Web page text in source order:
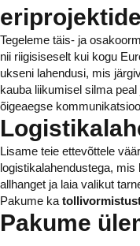
Tegeleme täis- ja
nii riigisiseselt kui kogu
ukseni lahendusi, mis
kauba liikumisel silma
õigeaegse
Lisame teie ettevõttele
logistikalahendustega,
allhanget ja laia valikut
Pakume ka
Pakume